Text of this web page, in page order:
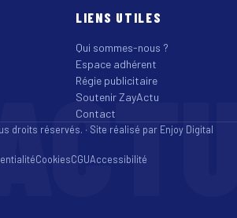
LIENS UTILES
Qui sommes-nous ?
Espace adhérent
Régie publicitaire
Soutenir ZayActu
Contact
droits réservés. · Site réalisé par Enjoy Digital
CookiesCGUAccessibilité